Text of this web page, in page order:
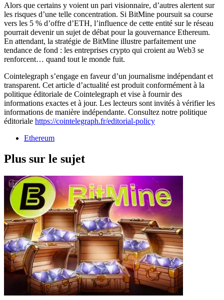
Alors que certains y voient un pari visionnaire, d’autres alertent sur
les risques d’une telle concentration. Si BitMine poursuit sa course
vers les 5 % d’offre d’ETH, l’influence de cette entité sur le réseau
pourrait devenir un sujet de débat pour la gouvernance Ethereum.
En attendant, la stratégie de BitMine illustre parfaitement une
tendance de fond : les entreprises crypto qui croient au Web3 se
renforcent… quand tout le monde fuit.
Cointelegraph s’engage en faveur d’un journalisme indépendant et
transparent. Cet article d’actualité est produit conformément à la
politique éditoriale de Cointelegraph et vise à fournir des
informations exactes et à jour. Les lecteurs sont invités à vérifier les
informations de manière indépendante. Consultez notre politique
éditoriale https://cointelegraph.fr/editorial-policy
Ethereum
Plus sur le sujet